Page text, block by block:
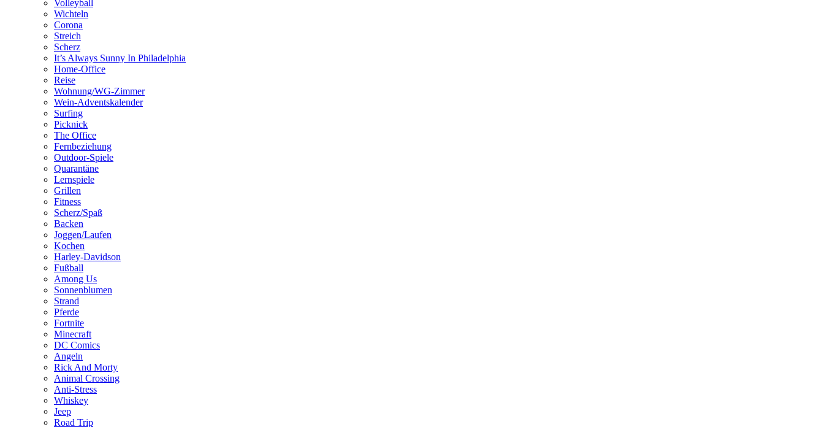
Volleyball
Wichteln
Corona
Streich
Scherz
It’s Always Sunny In Philadelphia
Home-Office
Reise
Wohnung/WG-Zimmer
Wein-Adventskalender
Surfing
Picknick
The Office
Fernbeziehung
Outdoor-Spiele
Quarantäne
Lernspiele
Grillen
Fitness
Scherz/Spaß
Backen
Joggen/Laufen
Kochen
Harley-Davidson
Fußball
Among Us
Sonnenblumen
Strand
Pferde
Fortnite
Minecraft
DC Comics
Angeln
Rick And Morty
Animal Crossing
Anti-Stress
Whiskey
Jeep
Road Trip